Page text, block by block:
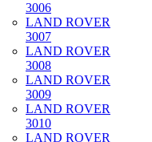
3006
LAND ROVER
3007
LAND ROVER
3008
LAND ROVER
3009
LAND ROVER
3010
LAND ROVER